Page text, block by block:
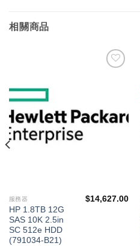
相關商品
服務器
HP 1.8TB 12G
SAS 10K 2.5in
SC 512e HDD
(791034-B21)
$14,627.00